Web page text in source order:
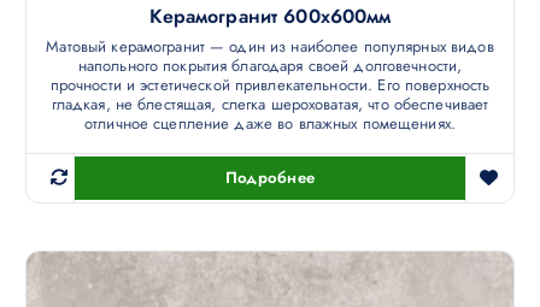
Керамогранит 600х600мм
Матовый керамогранит — один из наиболее популярных видов
напольного покрытия благодаря своей долговечности,
прочности и эстетической привлекательности. Его поверхность
гладкая, не блестящая, слегка шероховатая, что обеспечивает
отличное сцепление даже во влажных помещениях.
Подробнее